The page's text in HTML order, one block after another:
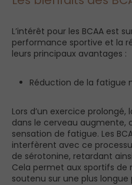
L’intérêt pour les BCAA est
performance sportive et la
leurs principaux avantages :
Réduction de la fatigue
Lors d’un exercice
dans le cerveau augmente,
sensation de fatigue. Les
interfèrent avec ce
de sérotonine, retardant
Cela permet aux sportifs
soutenu sur une plus longue